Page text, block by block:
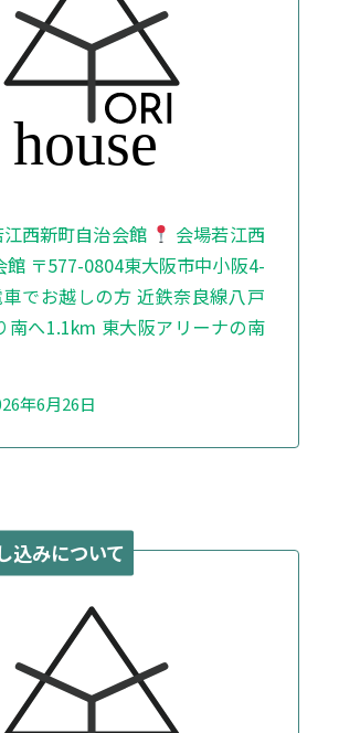
西新町自治会館
会場若江西
館 〒577-0804東大阪市中小阪4-
車でお越しの方 近鉄奈良線八戸
南へ1.1km 東大阪アリーナの南
年6月26日
込みについて